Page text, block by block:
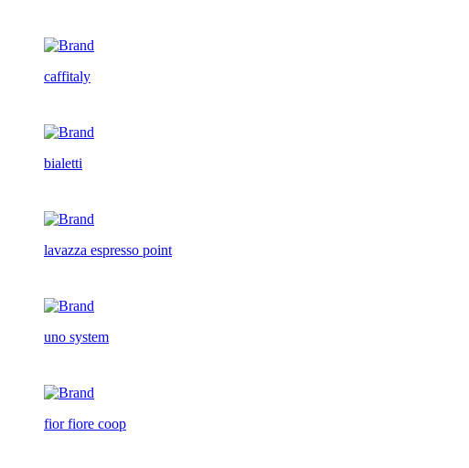
caffitaly
bialetti
lavazza espresso point
uno system
fior fiore coop